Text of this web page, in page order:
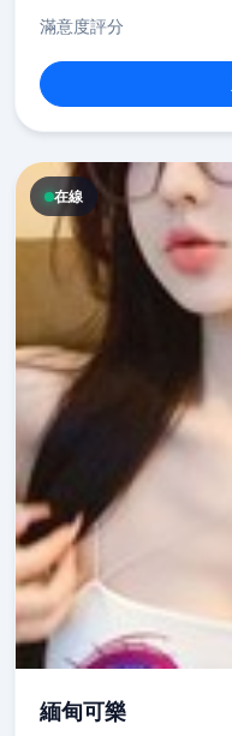
滿意度評分
在線
緬甸可樂